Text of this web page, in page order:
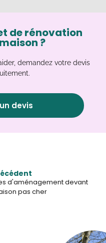
de rénovation
?
demandez votre devis
devis
d'aménagement devant
pas cher